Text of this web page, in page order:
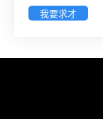
步）
我要求才